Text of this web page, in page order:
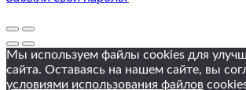
Мы используем файлы cookies для
сайта. Оставаясь на нашем сайте, вы
условиями использования файлов